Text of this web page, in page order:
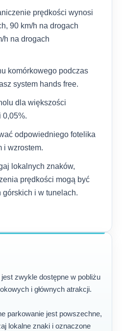
prędkości wynosi
90 km/h na drogach
h na drogach
komórkowego podczas
system hands free.
dla większości
0,05%.
odpowiedniego fotelika
i wzrostem.
lokalnych znaków,
prędkości mogą być
górskich i w tunelach.
zwykle dostępne w pobliżu
i głównych atrakcji.
parkowanie jest powszechne,
lokalne znaki i oznaczone